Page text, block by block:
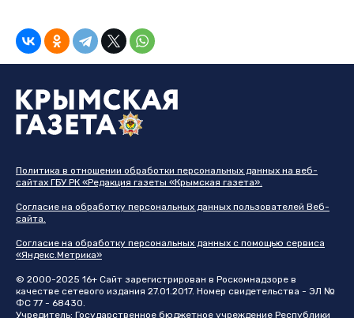
Политика в отношении обработки персональных данных на веб-
сайтах ГБУ РК «Редакция газеты «Крымская газета».
Согласие на обработку персональных данных пользователей Веб-
сайта.
Согласие на обработку персональных данных с помощью сервиса
«Яндекс.Метрика»
© 2000-2025 16+ Сайт зарегистрирован в Роскомнадзоре в
качестве сетевого издания 27.01.2017. Номер свидетельства - ЭЛ №
ФС 77 - 68430.
Учредитель: Государственное бюджетное учреждение Республики